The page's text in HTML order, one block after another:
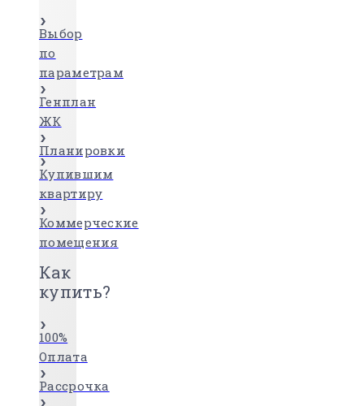
Выбор
по
параметрам
Генплан
ЖК
Планировки
Купившим
квартиру
Коммерческие
помещения
Как
купить?
100%
Оплата
Рассрочка